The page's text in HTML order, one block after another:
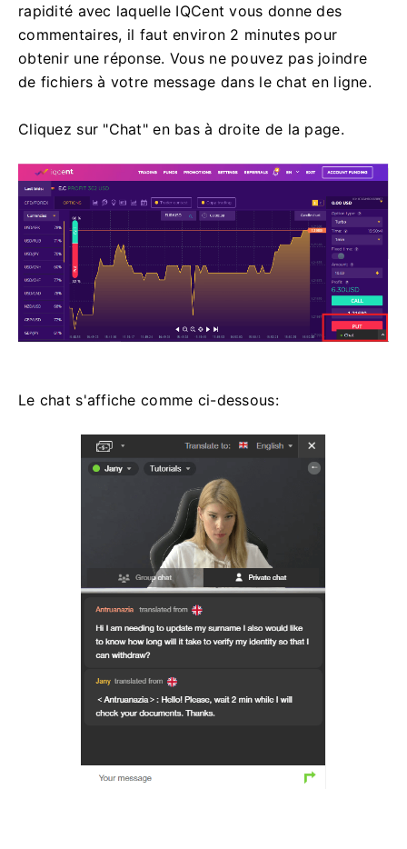
rapidité avec laquelle IQCent vous donne des
commentaires, il faut environ 2 minutes pour
obtenir une réponse. Vous ne pouvez pas joindre
de fichiers à votre message dans le chat en ligne.
Cliquez sur "Chat" en bas à droite de la page.
Le chat s'affiche comme ci-dessous: